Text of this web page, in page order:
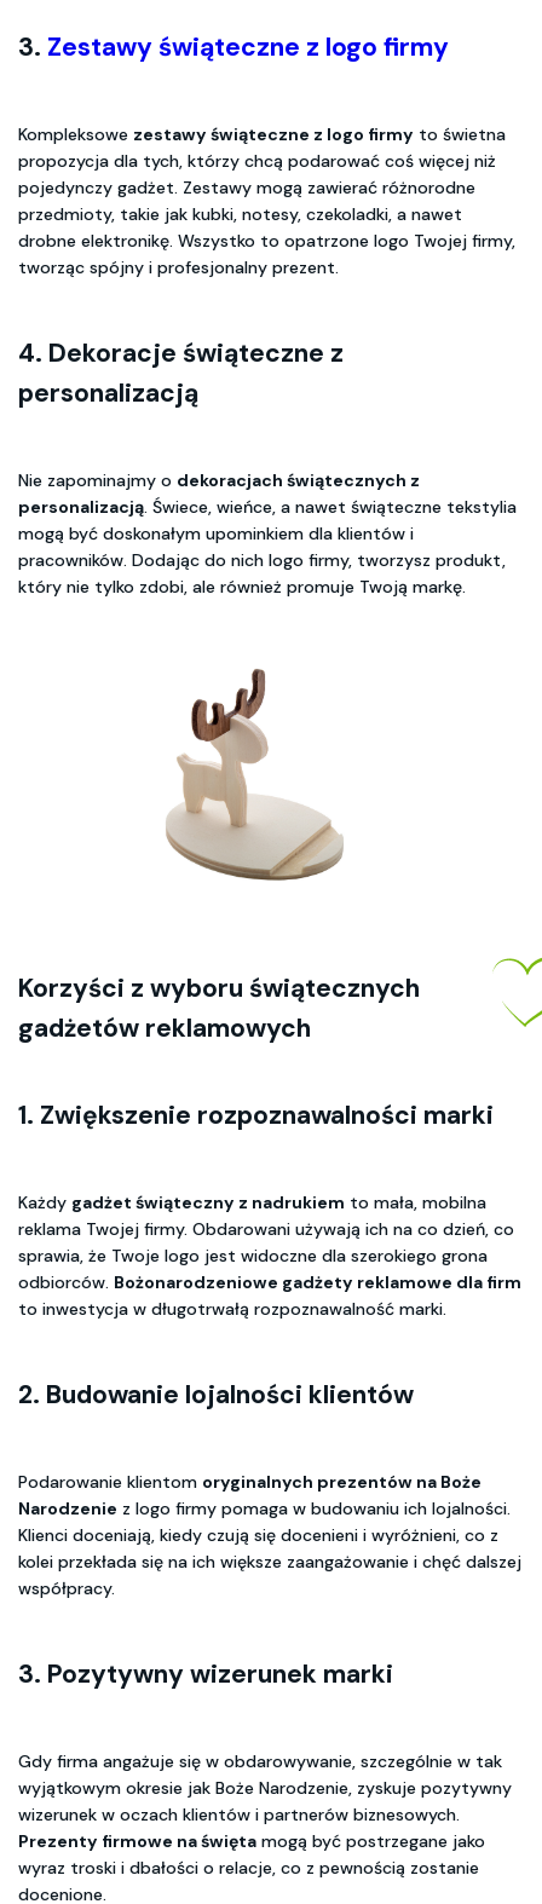
3. Zestawy świąteczne z logo firmy
Kompleksowe zestawy świąteczne z logo firmy to świetna
propozycja dla tych, którzy chcą podarować coś więcej niż
pojedynczy gadżet. Zestawy mogą zawierać różnorodne
przedmioty, takie jak kubki, notesy, czekoladki, a nawet
drobne elektronikę. Wszystko to opatrzone logo Twojej firmy,
tworząc spójny i profesjonalny prezent.
4. Dekoracje świąteczne z
personalizacją
Nie zapominajmy o dekoracjach świątecznych z
personalizacją. Świece, wieńce, a nawet świąteczne tekstylia
mogą być doskonałym upominkiem dla klientów i
pracowników. Dodając do nich logo firmy, tworzysz produkt,
który nie tylko zdobi, ale również promuje Twoją markę.
Korzyści z wyboru świątecznych
gadżetów reklamowych
1. Zwiększenie rozpoznawalności marki
Każdy gadżet świąteczny z nadrukiem to mała, mobilna
reklama Twojej firmy. Obdarowani używają ich na co dzień, co
sprawia, że Twoje logo jest widoczne dla szerokiego grona
odbiorców. Bożonarodzeniowe gadżety reklamowe dla firm
to inwestycja w długotrwałą rozpoznawalność marki.
2. Budowanie lojalności klientów
Podarowanie klientom oryginalnych prezentów na Boże
Narodzenie z logo firmy pomaga w budowaniu ich lojalności.
Klienci doceniają, kiedy czują się docenieni i wyróżnieni, co z
kolei przekłada się na ich większe zaangażowanie i chęć dalszej
współpracy.
3. Pozytywny wizerunek marki
Gdy firma angażuje się w obdarowywanie, szczególnie w tak
wyjątkowym okresie jak Boże Narodzenie, zyskuje pozytywny
wizerunek w oczach klientów i partnerów biznesowych.
Prezenty firmowe na święta mogą być postrzegane jako
wyraz troski i dbałości o relacje, co z pewnością zostanie
docenione.